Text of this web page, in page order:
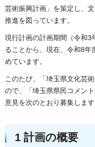
芸術振興計画」を策定し、
推進を図っています。
現行計画の計画期間（令和3
ることから、現在、令和8年
めています。
このたび、「埼玉県文化芸
ので、「埼玉県県民コメン
意見を次のとおり募集します
1 計画の概要